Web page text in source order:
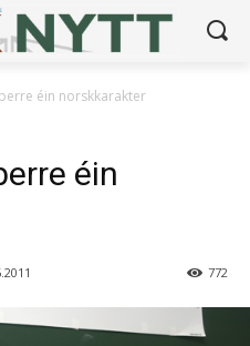
éin norskkarakter
éin
772